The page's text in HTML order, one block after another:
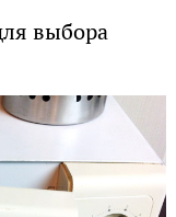
выбора